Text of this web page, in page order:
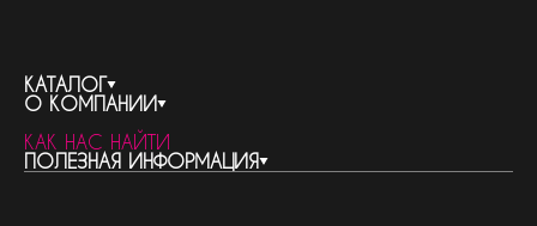
КАТАЛОГ
весь каталог
бренды
женская парфюмерия
О КОМПАНИИ
контакты
о компании
КАК НАС НАЙТИ
ПОЛЕЗНАЯ ИНФОРМАЦИЯ